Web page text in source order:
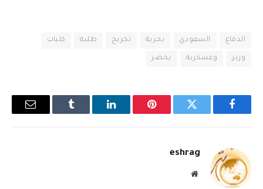
الدفاع السعودي بحرية تخريج طلبة كليات
وزير وعسكرية يحضر
فيسبوك تويتر بينتيريستلينكدإن Tumblr
البريد
eshrag
موقع